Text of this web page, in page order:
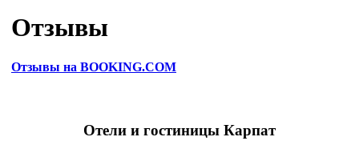
Отзывы
Отзывы на BOOKING.COM
Отели и гостиницы Карпат